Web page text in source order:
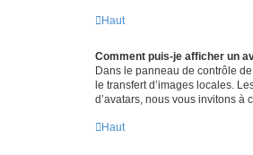
Haut
Comment puis-je afficher un
Dans le panneau de contrôle
le transfert d’images locales.
d’avatars, nous vous invitons à
Haut